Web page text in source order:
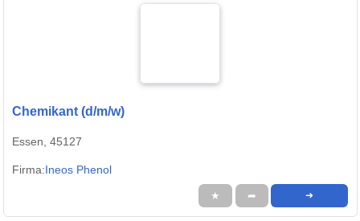
Chemikant (d/m/w)
Essen, 45127
Firma:Ineos Phenol
★ ➦ ➜